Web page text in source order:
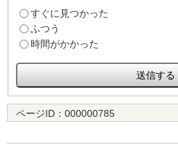
すぐに見つかった
ふつう
時間がかかった
ページID： 000000785